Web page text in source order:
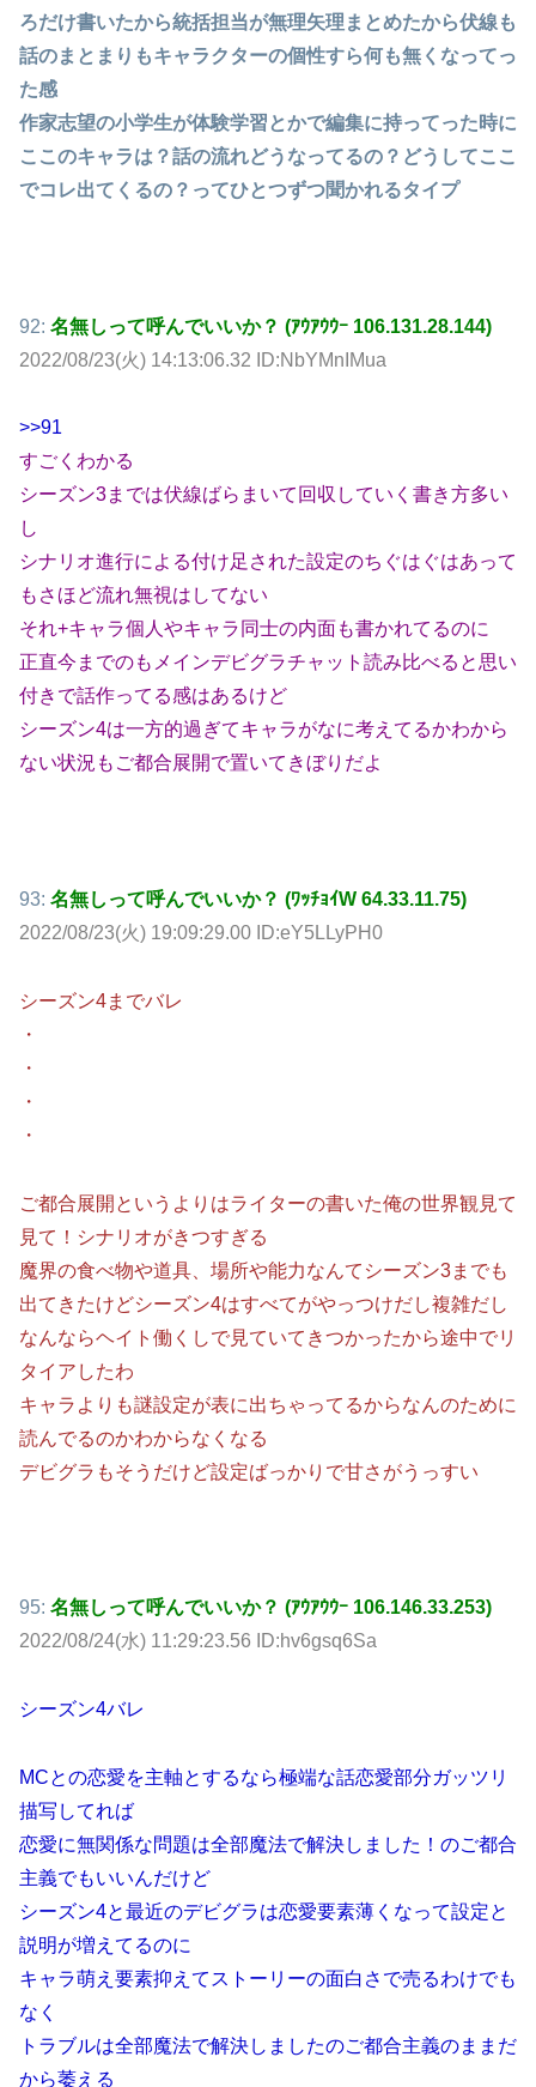
ろだけ書いたから統括担当が無理矢理まとめたから伏線も
話のまとまりもキャラクターの個性すら何も無くなってっ
た感
作家志望の小学生が体験学習とかで編集に持ってった時に
ここのキャラは？話の流れどうなってるの？どうしてここ
でコレ出てくるの？ってひとつずつ聞かれるタイプ
92: 名無しって呼んでいいか？ (ｱｳｱｳｳｰ 106.131.28.144)
2022/08/23(火) 14:13:06.32 ID:NbYMnIMua
>>91
すごくわかる
シーズン3までは伏線ばらまいて回収していく書き方多い
し
シナリオ進行による付け足された設定のちぐはぐはあって
もさほど流れ無視はしてない
それ+キャラ個人やキャラ同士の内面も書かれてるのに
正直今までのもメインデビグラチャット読み比べると思い
付きで話作ってる感はあるけど
シーズン4は一方的過ぎてキャラがなに考えてるかわから
ない状況もご都合展開で置いてきぼりだよ
93: 名無しって呼んでいいか？ (ﾜｯﾁｮｲW 64.33.11.75)
2022/08/23(火) 19:09:29.00 ID:eY5LLyPH0
シーズン4までバレ
・
・
・
・
ご都合展開というよりはライターの書いた俺の世界観見て
見て！シナリオがきつすぎる
魔界の食べ物や道具、場所や能力なんてシーズン3までも
出てきたけどシーズン4はすべてがやっつけだし複雑だし
なんならヘイト働くしで見ていてきつかったから途中でリ
タイアしたわ
キャラよりも謎設定が表に出ちゃってるからなんのために
読んでるのかわからなくなる
デビグラもそうだけど設定ばっかりで甘さがうっすい
95: 名無しって呼んでいいか？ (ｱｳｱｳｳｰ 106.146.33.253)
2022/08/24(水) 11:29:23.56 ID:hv6gsq6Sa
シーズン4バレ
MCとの恋愛を主軸とするなら極端な話恋愛部分ガッツリ
描写してれば
恋愛に無関係な問題は全部魔法で解決しました！のご都合
主義でもいいんだけど
シーズン4と最近のデビグラは恋愛要素薄くなって設定と
説明が増えてるのに
キャラ萌え要素抑えてストーリーの面白さで売るわけでも
なく
トラブルは全部魔法で解決しましたのご都合主義のままだ
から萎える